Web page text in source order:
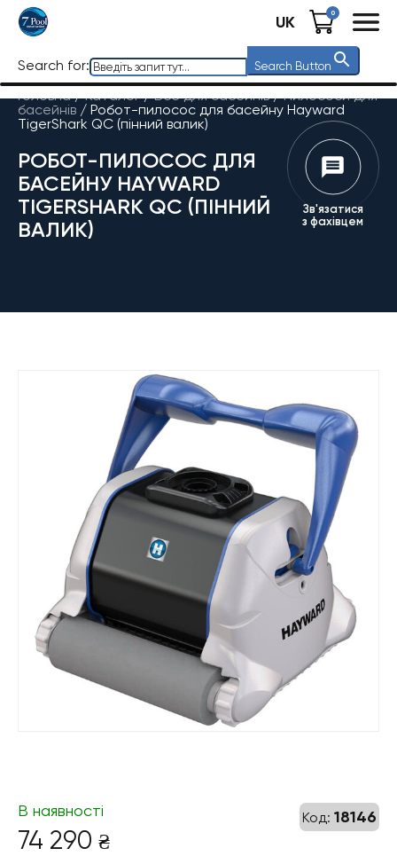
UK 0
Search for: Search Button
Головна / Каталог/Все для басейнів/Пилососи для
басейнів / Робот-пилосос для басейну Hayward
TigerShark QC (пінний валик)
РОБОТ-ПИЛОСОС ДЛЯ
БАСЕЙНУ HAYWARD
TIGERSHARK QC (ПІННИЙ
ВАЛИК)
Зв'язатися
з фахівцем
Код: 18146
В наявності
74 290 ₴